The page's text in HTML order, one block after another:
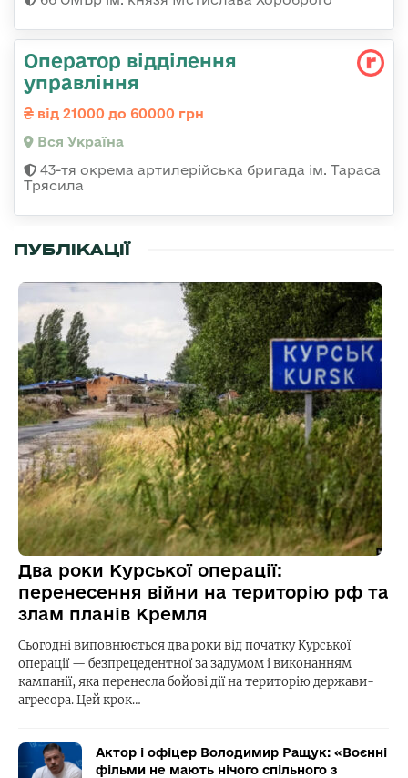
Оператор відділення
управління
від 21000 до 60000 грн
Вся Україна
43-тя окрема артилерійська бригада ім. Тараса
Трясила
ПУБЛІКАЦІЇ
Два роки Курської операції:
перенесення війни на територію рф та
злам планів Кремля
Сьогодні виповнюється два роки від початку Курської
операції — безпрецедентної за задумом і виконанням
кампанії, яка перенесла бойові дії на територію держави-
агресора. Цей крок…
Актор і офіцер Володимир Ращук: «Воєнні
фільми не мають нічого спільного з